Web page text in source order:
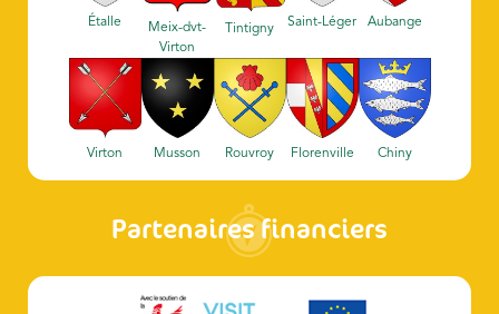
Étalle
Meix-dvt-
Virton
Tintigny Saint-Léger Aubange
Virton Musson Rouvroy Florenville Chiny
Partenaires financiers